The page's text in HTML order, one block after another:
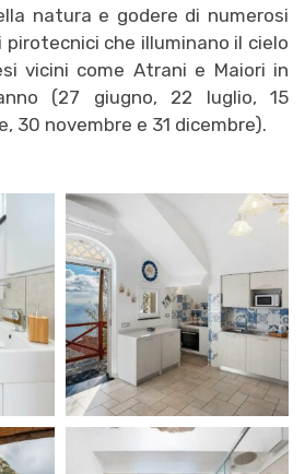
natura e godere di numerosi
che illuminano il cielo
vicini come Atrani e Maiori in
(27 giugno, 22 luglio, 15
30 novembre e 31 dicembre).